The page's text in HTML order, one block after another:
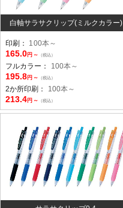
白軸サラサクリップ(ミルクカラー)
印刷： 100本～
165.0 円～ （税込）
フルカラー： 100本～
195.8 円～ （税込）
2か所印刷： 100本～
213.4 円～ （税込）